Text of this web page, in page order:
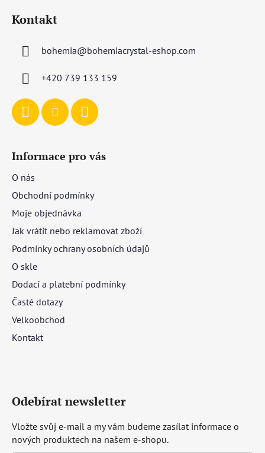
Kontakt
bohemia@bohemiacrystal-eshop.com
+420 739 133 159
Informace pro vás
O nás
Obchodní podmínky
Moje objednávka
Jak vrátit nebo reklamovat zboží
Podmínky ochrany osobních údajů
O skle
Dodací a platební podmínky
Časté dotazy
Velkoobchod
Kontakt
Odebírat newsletter
Vložte svůj e-mail a my vám budeme zasílat informace o
nových produktech na našem e-shopu.